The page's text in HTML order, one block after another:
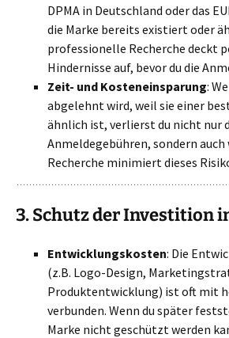
DPMA in Deutschland oder das
die Marke bereits existiert oder
professionelle Recherche deckt
Hindernisse auf, bevor du die
Zeit- und Kosteneinsparung:
abgelehnt wird, weil sie einer
ähnlich ist, verlierst du nicht nur
Anmeldegebühren, sondern
Recherche minimiert dieses
3.Schutz der Investition
Entwicklungskosten: Die
(z.B. Logo-Design,
Produktentwicklung) ist oft mit
verbunden. Wenn du später
Marke nicht geschützt werden